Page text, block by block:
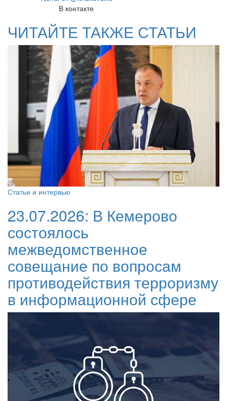
В контакте
ЧИТАЙТЕ ТАКЖЕ СТАТЬИ
Статьи и интервью
23.07.2026: В Кемерово
состоялось
межведомственное
совещание по вопросам
противодействия терроризму
в информационной сфере